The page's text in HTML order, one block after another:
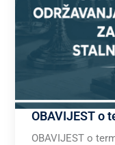
OBAVIJEST o